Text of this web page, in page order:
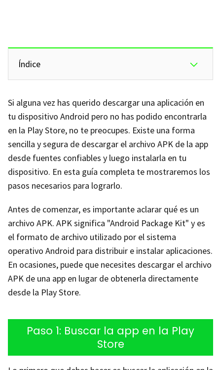
Índice
Si alguna vez has querido descargar una aplicación en
tu dispositivo Android pero no has podido encontrarla
en la Play Store, no te preocupes. Existe una forma
sencilla y segura de descargar el archivo APK de la app
desde fuentes confiables y luego instalarla en tu
dispositivo. En esta guía completa te mostraremos los
pasos necesarios para lograrlo.
Antes de comenzar, es importante aclarar qué es un
archivo APK. APK significa "Android Package Kit" y es
el formato de archivo utilizado por el sistema
operativo Android para distribuir e instalar aplicaciones.
En ocasiones, puede que necesites descargar el archivo
APK de una app en lugar de obtenerla directamente
desde la Play Store.
Paso 1: Buscar la app en la Play
Store